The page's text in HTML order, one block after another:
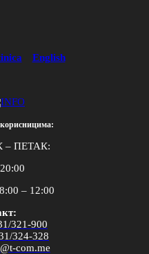
English
корисницима:
– ПЕТАК:
– 12:00
321-900
324-328
@t-com.me